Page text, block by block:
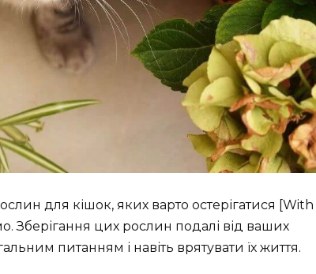
для кішок, яких варто остерігатися [With
Зберігання цих рослин подалі від ваших
питанням і навіть врятувати їх життя.